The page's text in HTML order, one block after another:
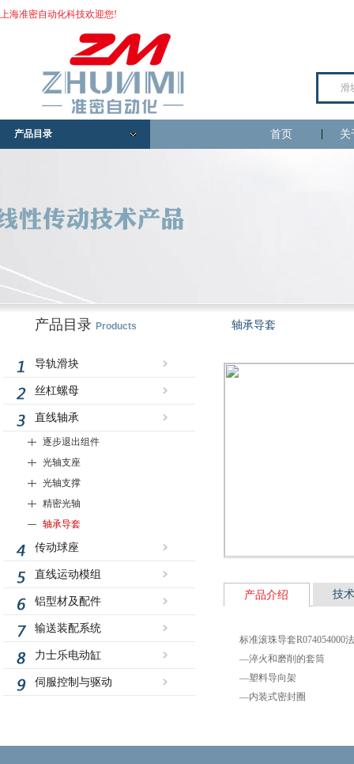
上海准密自动化科技欢迎您!
产品目录 首页 关
产品目录 Products
导轨滑块
丝杠螺母
直线轴承
逐步退出组件
光轴支座
光轴支撑
精密光轴
轴承导套
传动球座
直线运动模组
铝型材及配件
输送装配系统
力士乐电动缸
伺服控制与驱动
轴承导套
产品介绍 技
标准滚珠导套R074054000
—淬火和磨削的套筒
—塑料导向架
—内装式密封圈